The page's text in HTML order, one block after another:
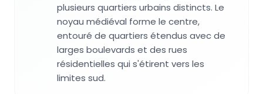
plusieurs quartiers urbains distincts. Le
noyau médiéval forme le centre,
entouré de quartiers étendus avec de
larges boulevards et des rues
résidentielles qui s'étirent vers les
limites sud.